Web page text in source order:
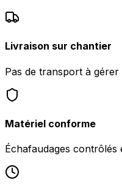
Livraison sur chantier
Pas de transport à
Matériel conforme
Échafaudages